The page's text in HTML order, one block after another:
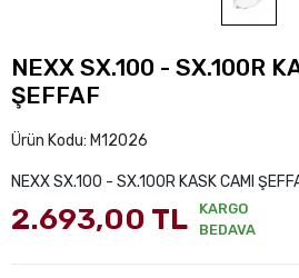
NEXX SX.100 - SX.100R
ŞEFFAF
Ürün Kodu: M12026
NEXX SX.100 - SX.100R KASK CAMI
2.693,00 TL
KARGO
BEDAVA